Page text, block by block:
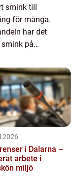
smink till
för många.
har det
på
2026
i Dalarna –
arbete i
miljö